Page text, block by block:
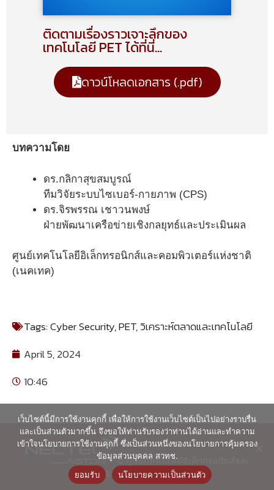
ติดตามเรื่องราวเจาะลึกของ
เทคโนโลยี PET ได้ที่นี่...
ดาวน์โหลดเอกสาร (.pdf)
บทความโดย
ดร.กลิกาสุขสมบูรณ์
ทีมวิจัยระบบไซเบอร์-กายภาพ (CPS)
ดร.จิรพรรณ เชาวนพงษ์
ฝ่ายพัฒนาเครือข่ายเชิงกลยุทธ์และประเมินผล
ศูนย์เทคโนโลยีอิเล็กทรอนิกส์และคอมพิวเตอร์แห่งชาติ
(เนคเทค)
Tags:Cyber Security,PET,วิเคราะห์ตลาดและเทคโนโลยี
April 5, 2024
10:46
© ศูนย์เทคโนโลยีอิเล็กทรอนิกส์และ
คอมพิวเตอร์แห่งชาติ 2563
เว็บไซต์นี้มีการใช้งานคุกกี้ เพื่อให้การใช้งานเว็บไซต์เป็นไปอย่างราบรื่น
และเป็นส่วนตัวมากขึ้น จึงขอให้ท่านรับรองว่าท่านได้อ่านและทำความ
เข้าใจนโยบายการใช้งานคุกกี้ ซึ่งเป็นส่วนหนึ่งของนโยบายการคุ้มครอง
ข้อมูลส่วนบุคคล สวทช.
ยอมรับ
นโยบายความเป็นส่วนตัว